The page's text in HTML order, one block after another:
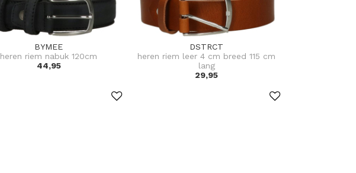
BYMEE
heren riem nabuk 120cm
44,95
DSTRCT
heren riem leer 4 cm breed 115 cm
lang
29,95